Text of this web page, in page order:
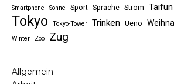
Smartphone Sonne Sport Sprache Strom Taifun
Tokyo Tokyo-Tower Trinken Ueno
Winter Zoo Zug
Allgemein